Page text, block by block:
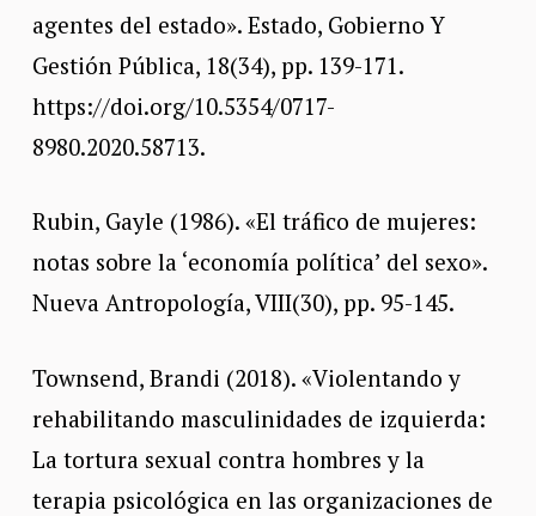
agentes del estado». Estado, Gobierno Y
Gestión Pública, 18(34), pp. 139-171.
https://doi.org/10.5354/0717-
8980.2020.58713.
Rubin, Gayle (1986). «El tráfico de mujeres:
notas sobre la ‘economía política’ del sexo».
Nueva Antropología, VIII(30), pp. 95-145.
Townsend, Brandi (2018). «Violentando y
rehabilitando masculinidades de izquierda:
La tortura sexual contra hombres y la
terapia psicológica en las organizaciones de